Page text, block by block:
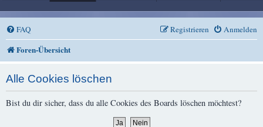
FAQ Anmelden
Registrieren
Foren-Übersicht
Alle Cookies löschen
Bist du dir sicher, dass du alle Cookies des Boards löschen möchtest?